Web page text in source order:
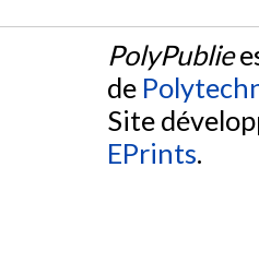
PolyPublie
de
Site
EPrints.